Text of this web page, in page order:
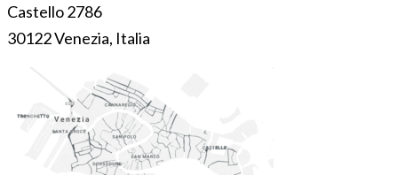
Castello 2786
30122 Venezia, Italia